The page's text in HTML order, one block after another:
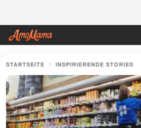
STARTSEITE INSPIRIERENDE STORIES